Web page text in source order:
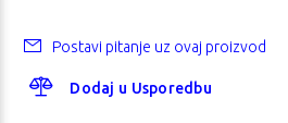
Postavi pitanje uz ovaj proizvod
Dodaj u Usporedbu